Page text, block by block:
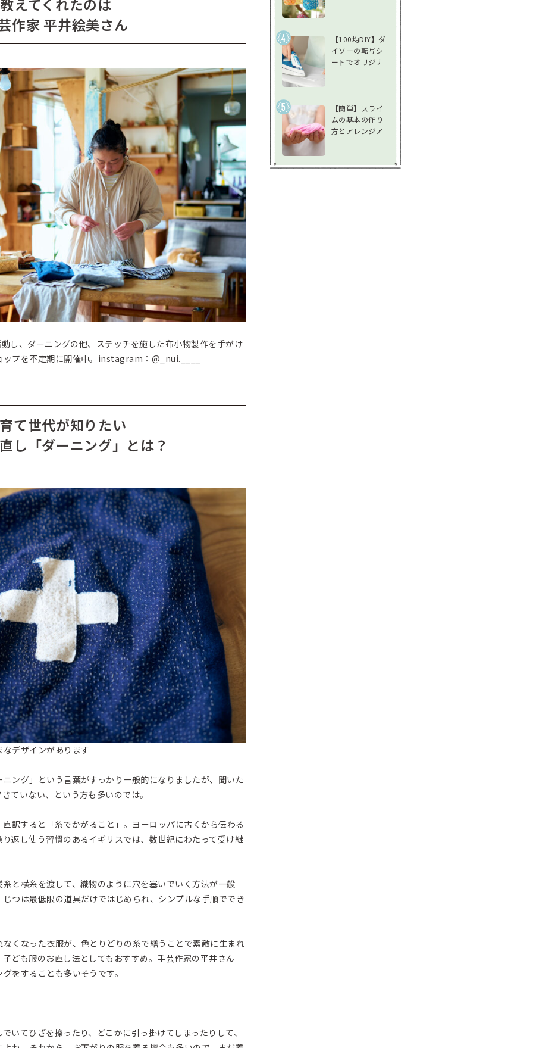
作家 平井絵美さん
し、ダーニングの他、ステッチを施した布小物製作を手がけ
ップを不定期に開催中。instagram：@ _nui.____
て世代が知りたい
し「ダーニング」とは？
デザインがあります
ング」という言葉がすっかり一般的になりましたが、聞いた
ていない、という方も多いのでは。
訳すると「糸でかがること」。ヨーロッパに古くから伝わる
返し使う習慣のあるイギリスでは、数世紀にわたって受け継
と横糸を渡して、織物のように穴を塞いでいく方法が一般
つは最低限の道具だけではじめられ、シンプルな手順ででき
くなった衣服が、色とりどりの糸で繕うことで素敵に生まれ
ども服のお直し法としてもおすすめ。手芸作家の平井さん
をすることも多いそうです。
いてひざを擦ったり、どこかに引っ掛けてしまったりして、
過ごそう
【100均DIY】ダ
イソーの転写シ
ートでオリジナ
意点を徹底解説
【簡単】スライ
ムの基本の作り
方とアレンジア
う！